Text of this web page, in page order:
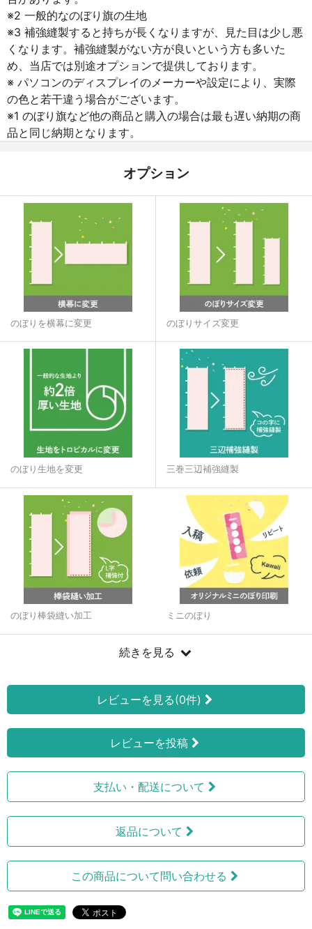
※2 一般的なのぼり旗の生地
※3 補強縫製すると持ちが長くなりますが、見た目は少し悪
くなります。補強縫製がない方が良いという方も多いた
め、当店では別途オプションで提供しております。
※ パソコンのディスプレイのメーカーや設定により、実際
の色と若干違う場合がございます。
※1 のぼり旗など他の商品と購入の場合は最も遅い納期の商
品と同じ納期となります。
オプション
のぼりを横幕に変更 のぼりサイズ変更
のぼり生地を変更 三巻三辺補強縫製
のぼり棒袋縫い加工 ミニのぼり
続きを見る
レビューを見る(0件)
レビューを投稿
支払い・配送について
返品について
この商品について問い合わせる